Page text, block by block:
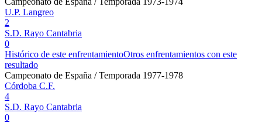
U.P. Langreo
2
S.D. Rayo Cantabria
0
Histórico de este enfrentamientoOtros enfrentamientos con este
resultado
Campeonato de España / Temporada 1977-1978
Córdoba C.F.
4
S.D. Rayo Cantabria
0